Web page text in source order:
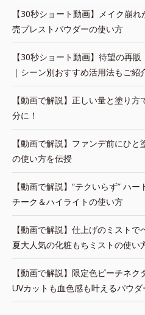
【30秒ショート動画】メイク崩
売プレストパウダーの使い方
【30秒ショート動画】待望の再
｜シーン別おすすめ活用法もご紹
【動画で解説】正しい量と塗り
分に！
【動画で解説】ファンデ前にひ
の使い方を伝授
【動画で解説】“テクいらず” ハ
チーク＆ハイライトの使い方
【動画で解説】仕上げのミスト
夏大人気の化粧もちミストの使い
【動画で解説】限定色ピーチネク
UVカットも血色感も叶えるパウ